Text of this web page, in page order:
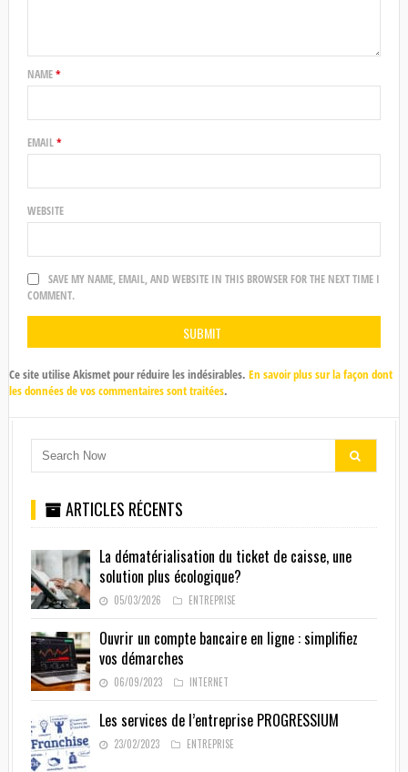
NAME*
EMAIL*
WEBSITE
SAVE MY NAME, EMAIL, AND WEBSITE IN THIS BROWSER FOR THE NEXT TIME I
COMMENT.
Ce site utilise Akismet pour réduire les indésirables. En savoir plus sur la façon dont
les données de vos commentaires sont traitées.
ARTICLES RÉCENTS
La dématérialisation du ticket de caisse, une
solution plus écologique?
05/03/2026 ENTREPRISE
Ouvrir un compte bancaire en ligne : simplifiez
vos démarches
06/09/2023 INTERNET
Les services de l’entreprise PROGRESSIUM
23/02/2023 ENTREPRISE